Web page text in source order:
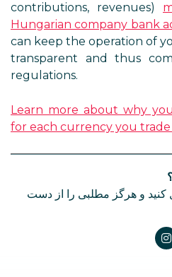
contributions, revenues)
Hungarian company bank
can keep the operation of
transparent and thus
regulations.
Learn more about why
for each currency you trade
کنید و هرگز مطلبی را از دست